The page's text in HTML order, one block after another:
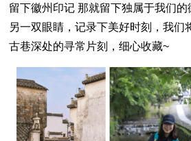
留下徽州印记 那就留下独属于我们
另一双眼睛，记录下美好时刻，我们
古巷深处的寻常片刻，细心收藏~